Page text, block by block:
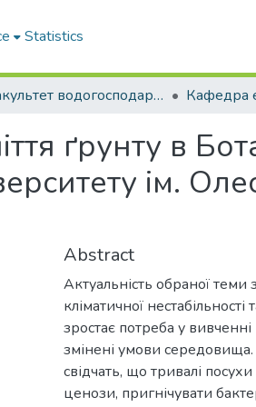
Statistics
Факультет водогосподарської інженерії та екології
ґрунту в
ім.
Abstract
Актуальність обраної
кліматичної
зростає потреба у
змінені умови
свідчать, що тривалі
ценози, пригнічувати